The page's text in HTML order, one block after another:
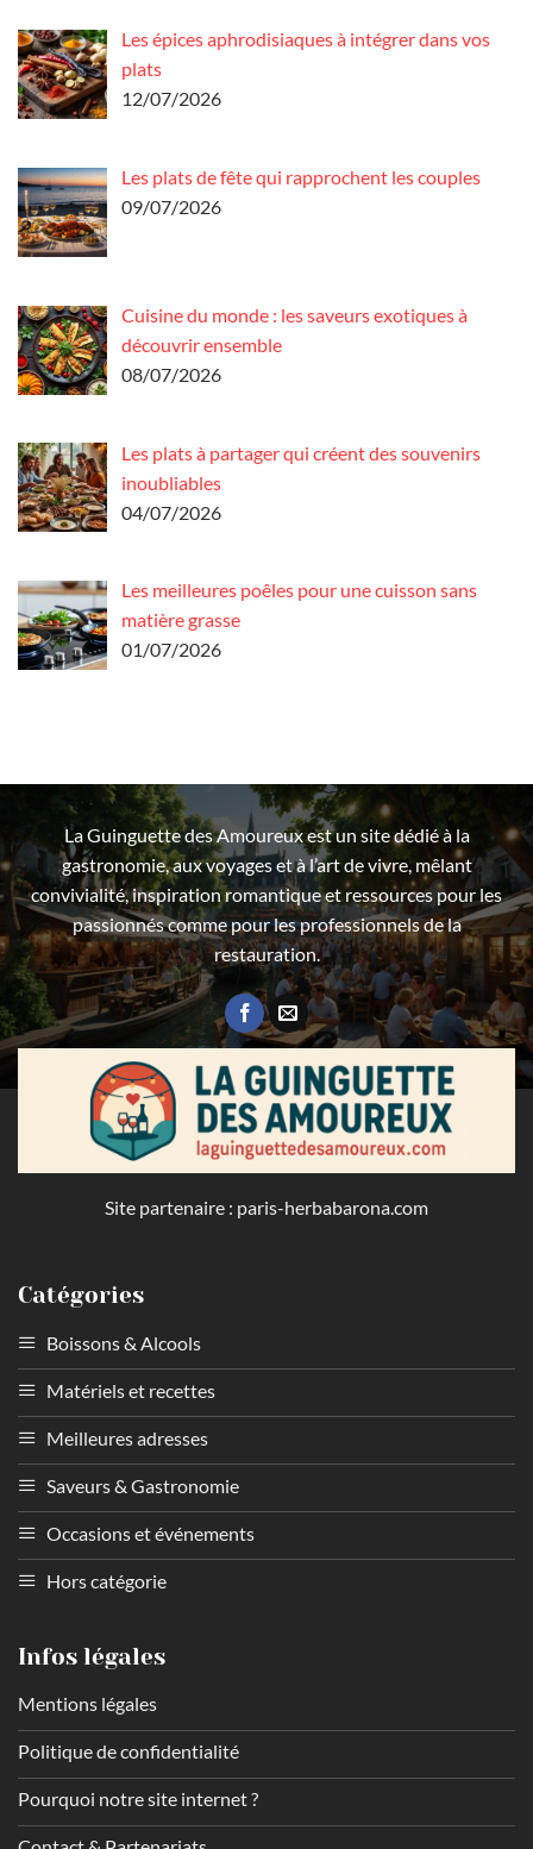
Les épices aphrodisiaques à intégrer dans vos
plats
12/07/2026
Les plats de fête qui rapprochent les couples
09/07/2026
Cuisine du monde : les saveurs exotiques à
découvrir ensemble
08/07/2026
Les plats à partager qui créent des souvenirs
inoubliables
04/07/2026
Les meilleures poêles pour une cuisson sans
matière grasse
01/07/2026
La Guinguette des Amoureux est un site dédié à la
gastronomie, aux voyages et à l’art de vivre, mêlant
convivialité, inspiration romantique et ressources pour les
passionnés comme pour les professionnels de la
restauration.
Site partenaire : paris-herbabarona.com
Catégories
Boissons & Alcools
Matériels et recettes
Meilleures adresses
Saveurs & Gastronomie
Occasions et événements
Hors catégorie
Infos légales
Mentions légales
Politique de confidentialité
Pourquoi notre site internet ?